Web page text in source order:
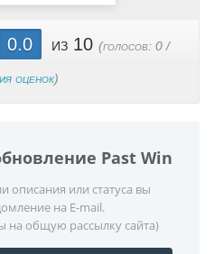
0.0 из 10 (голосов: 0/
оценок)
Past Win
или статуса вы
на E-mail.
на общую рассылку сайта)